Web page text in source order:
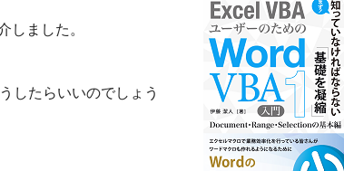
しました。
したらいいのでしょう